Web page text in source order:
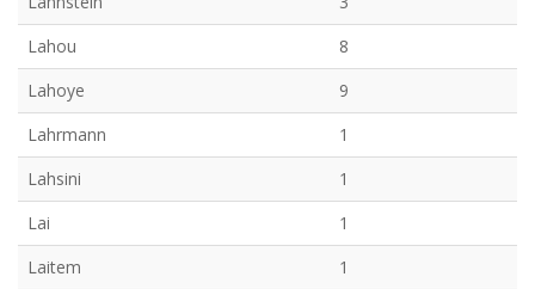
Lahou
8
Lahoye
9
Lahrmann
1
Lahsini
1
Lai
1
Laitem
1